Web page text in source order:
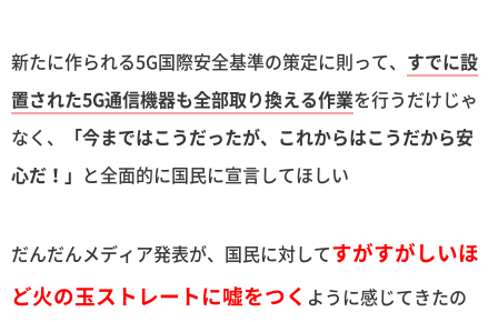
新たに作られる5G国際安全基準の策定に則って、 すでに設
置された5G通信機器も全部取り換える作業を行うだけじゃ
なく、
「今まではこうだったが、これからはこうだから安
心だ！」 と全面的に国民に宣言してほしい
だんだんメディア発表が、国民に対してすがすがしいほ
ど火の玉ストレートに嘘をつく ように感じてきたの